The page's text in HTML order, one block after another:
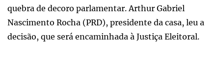
quebra de decoro parlamentar. Arthur Gabriel
Nascimento Rocha (PRD), presidente da casa, leu a
decisão, que será encaminhada à Justiça Eleitoral.